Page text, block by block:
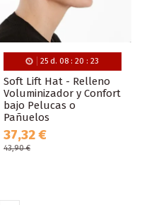
25 d. 08 :20 :22
Soft Lift Hat - Relleno
Voluminizador y Confort
bajo Pelucas o
Pañuelos
37,32 €
43,90 €